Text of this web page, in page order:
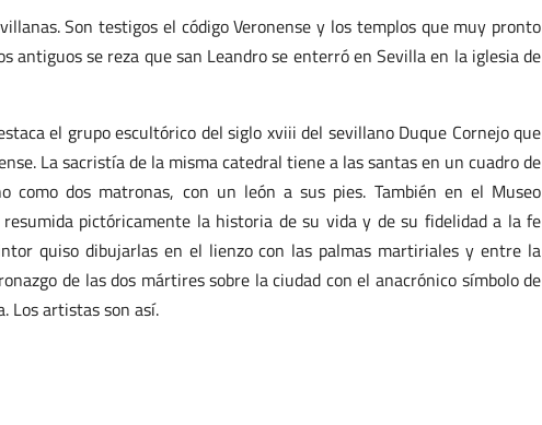
Son testigos el código Veronense y los templos que muy pronto
antiguos se reza que san Leandro se enterró en Sevilla en la iglesia de
el grupo escultórico del siglo xviii del sevillano Duque Cornejo que
La sacristía de la misma catedral tiene a las santas en un cuadro de
como dos matronas, con un león a sus pies. También en el Museo
pictóricamente la historia de su vida y de su fidelidad a la fe
quiso dibujarlas en el lienzo con las palmas martiriales y entre la
de las dos mártires sobre la ciudad con el anacrónico símbolo de
Los artistas son así.